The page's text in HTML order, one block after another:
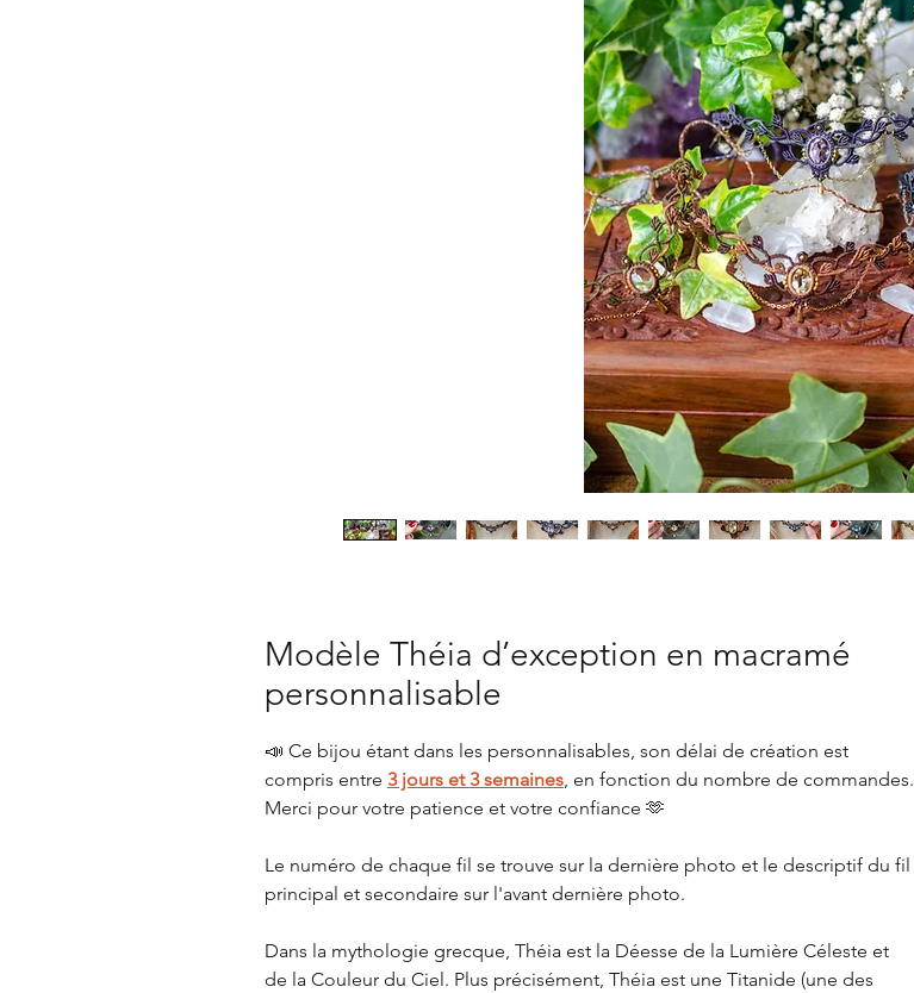
Modèle Théia d’exception en macramé
personnalisable
📣 Ce bijou étant dans les personnalisables, son délai de création est
compris entre 3 jours et 3 semaines, en fonction du nombre de commandes.
Merci pour votre patience et votre confiance 🫶
Le numéro de chaque fil se trouve sur la dernière photo et le descriptif du fil
principal et secondaire sur l'avant dernière photo.
Dans la mythologie grecque, Théia est la Déesse de la Lumière Céleste et
de la Couleur du Ciel. Plus précisément, Théia est une Titanide (une des